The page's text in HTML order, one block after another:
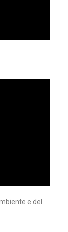
e del